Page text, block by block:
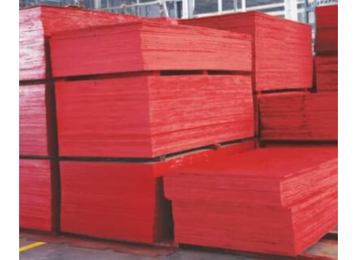
beliebt, aber beide besitzen einzigartige...